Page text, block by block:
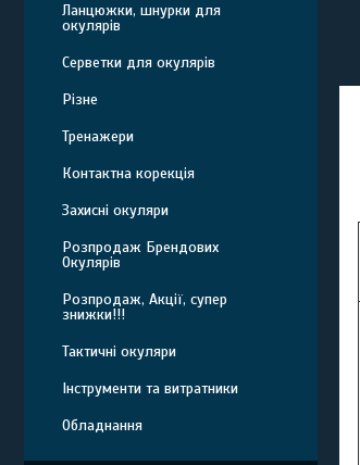
Ланцюжки, шнурки для
окулярів
Серветки для окулярів
Різне
Тренажери
Контактна корекція
Захисні окуляри
Розпродаж Брендових
Окулярів
Розпродаж, Акції, супер
знижки!!!
Тактичні окуляри
Інструменти та витратники
Обладнання